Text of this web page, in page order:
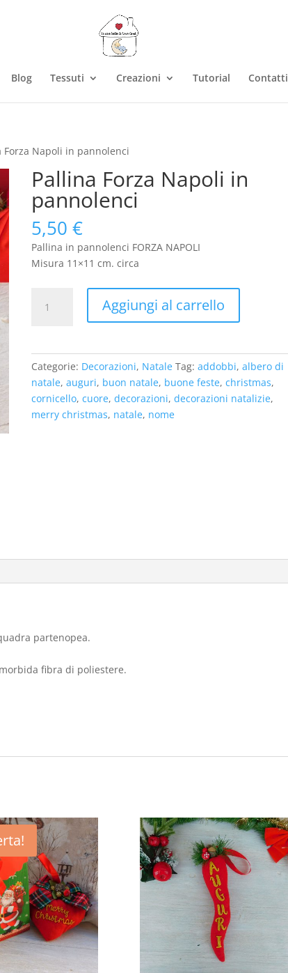
Blog Tessuti Creazioni Tutorial Contatti
Forza Napoli in pannolenci
Pallina Forza Napoli in
pannolenci
5,50€
Pallina in pannolenci FORZA NAPOLI
Misura 11×11 cm. circa
Forza
pannolenci
quantità
Aggiungi al carrello
Categorie: Decorazioni, Natale Tag:addobbi,albero di
natale,auguri, buon natale, buone feste,christmas,
cornicello,cuore,decorazioni,decorazioni natalizie,
merry christmas, natale, nome
partenopea.
fibra di poliestere.